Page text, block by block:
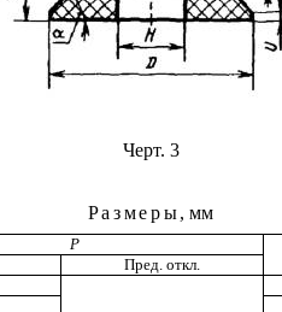
Черт. 3
Размеры, мм
Р
Пред. откл.